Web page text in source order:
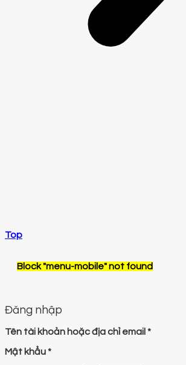
Top
Block"menu-mobile"not found
Đăng nhập
Tên tài khoản hoặc địa chỉ email *
Mật khẩu*